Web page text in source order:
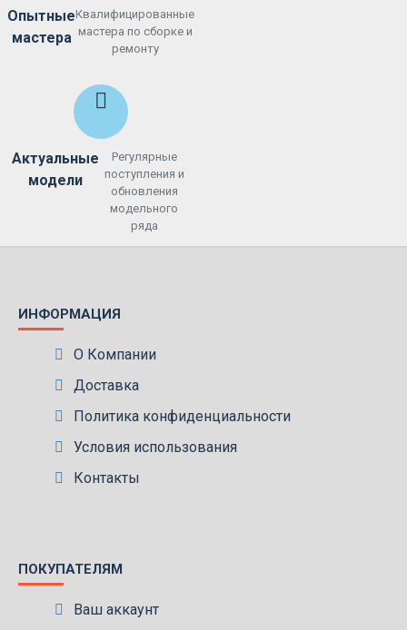
Опытные
мастера
Квалифицированные
мастера по сборке и
ремонту
Актуальные
модели
Регулярные
поступления и
обновления
модельного
ряда
ИНФОРМАЦИЯ
О Компании
Доставка
Политика конфиденциальности
Условия использования
Контакты
ПОКУПАТЕЛЯМ
Ваш аккаунт